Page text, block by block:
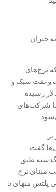
جبران
81 دلار هستند که نرخ‌های
و نفت سبک و
ایران هم به تناسب رشد داشت و به نزدیک 80 دلار رسیده
شرکت‌های
گفت:
گذشته طبق
مبنای نرخ
نفت خام فوب خلیج فارس منتشره در نشریه بین المللی پلتس منهای 5